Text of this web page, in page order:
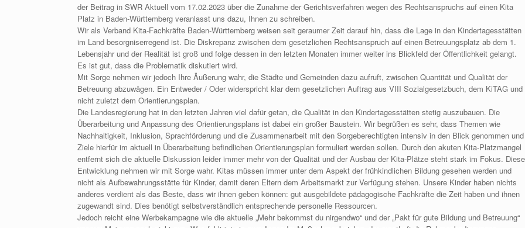
der Beitrag in SWR Aktuell vom 17.02.2023 über die Zunahme der Gerichtsverfahren wegen des Rechtsanspruchs auf einen Kita
Platz in Baden-Württemberg veranlasst uns dazu, Ihnen zu schreiben.
Wir als Verband Kita-Fachkräfte Baden-Württemberg weisen seit geraumer Zeit darauf hin, dass die Lage in den Kindertagesstätten
im Land besorgniserregend ist. Die Diskrepanz zwischen dem gesetzlichen Rechtsanspruch auf einen Betreuungsplatz ab dem 1.
Lebensjahr und der Realität ist groß und folge dessen in den letzten Monaten immer weiter ins Blickfeld der Öffentlichkeit gelangt.
Es ist gut, dass die Problematik diskutiert wird.
Mit Sorge nehmen wir jedoch Ihre Äußerung wahr, die Städte und Gemeinden dazu aufruft, zwischen Quantität und Qualität der
Betreuung abzuwägen. Ein Entweder / Oder widerspricht klar dem gesetzlichen Auftrag aus VIII Sozialgesetzbuch, dem KiTAG und
nicht zuletzt dem Orientierungsplan.
Die Landesregierung hat in den letzten Jahren viel dafür getan, die Qualität in den Kindertagesstätten stetig auszubauen. Die
Überarbeitung und Anpassung des Orientierungsplans ist dabei ein großer Baustein. Wir begrüßen es sehr, dass Themen wie
Nachhaltigkeit, Inklusion, Sprachförderung und die Zusammenarbeit mit den Sorgeberechtigten intensiv in den Blick genommen und
Ziele hierfür im aktuell in Überarbeitung befindlichen Orientierungsplan formuliert werden sollen. Durch den akuten Kita-Platzmangel
entfernt sich die aktuelle Diskussion leider immer mehr von der Qualität und der Ausbau der Kita-Plätze steht stark im Fokus. Diese
Entwicklung nehmen wir mit Sorge wahr. Kitas müssen immer unter dem Aspekt der frühkindlichen Bildung gesehen werden und
nicht als Aufbewahrungsstätte für Kinder, damit deren Eltern dem Arbeitsmarkt zur Verfügung stehen. Unsere Kinder haben nichts
anderes verdient als das Beste, dass wir ihnen geben können: gut ausgebildete pädagogische Fachkräfte die Zeit haben und ihnen
zugewandt sind. Dies benötigt selbstverständlich entsprechende personelle Ressourcen.
Jedoch reicht eine Werbekampagne wie die aktuelle „Mehr bekommst du nirgendwo“ und der „Pakt für gute Bildung und Betreuung“